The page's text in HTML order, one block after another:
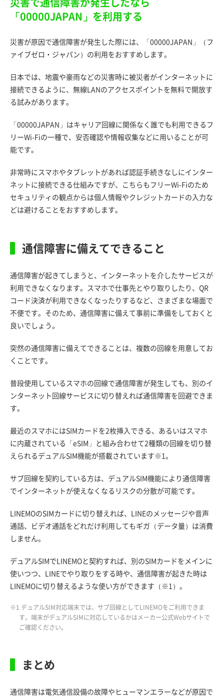
「00000JAPAN」を利用する
災害が原因で通信障害が発生した際には、「00000JAPAN」（フ
ァイブゼロ・ジャパン）の利用をおすすめします。
日本では、地震や豪雨などの災害時に被災者がインターネットに
接続できるように、無線LANのアクセスポイントを無料で開放す
る試みがあります。
「00000JAPAN」はキャリア回線に関係なく誰でも利用できるフ
リーWi-Fiの一種で、安否確認や情報収集などに用いることが可
能です。
非常時にスマホやタブレットがあれば認証手続きなしにインター
ネットに接続できる仕組みですが、こちらもフリーWi-Fiのため
セキュリティの観点からは個人情報やクレジットカードの入力な
どは避けることをおすすめします。
通信障害に備えてできること
通信障害が起きてしまうと、インターネットを介したサービスが
利用できなくなります。スマホで仕事先とやり取りしたり、QR
コード決済が利用できなくなったりするなど、さまざまな場面で
不便です。そのため、通信障害に備えて事前に準備をしておくと
良いでしょう。
突然の通信障害に備えてできることは、複数の回線を用意してお
くことです。
普段使用しているスマホの回線で通信障害が発生しても、別のイ
ンターネット回線サービスに切り替えれば通信障害を回避できま
す。
最近のスマホにはSIMカードを2枚挿入できる、あるいはスマホ
に内蔵されている「eSIM」と組み合わせて2種類の回線を切り替
えられるデュアルSIM機能が搭載されています※1。
サブ回線を契約している方は、デュアルSIM機能により通信障害
でインターネットが使えなくなるリスクの分散が可能です。
LINEMOのSIMカードに切り替えれば、LINEのメッセージや音声
通話、ビデオ通話をどれだけ利用してもギガ（データ量）は消費
しません。
デュアルSIMでLINEMOと契約すれば、別のSIMカードをメインに
使いつつ、LINEでやり取りをする時や、通信障害が起きた時は
LINEMOに切り替えるような使い方ができます（※1）。
※1 デュアルSIM対応端末では、サブ回線としてLINEMOをご利用できま
す。端末がデュアルSIMに対応しているかはメーカー公式Webサイトで
ご確認ください。
まとめ
通信障害は電気通信設備の故障やヒューマンエラーなどが原因で